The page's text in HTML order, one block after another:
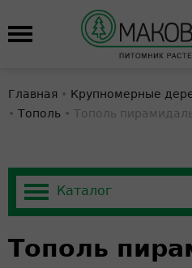
Главная • Крупномерные
• Тополь • Тополь
Тополь